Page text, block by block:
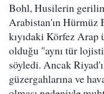
Bohl, Husilerin
Arabistan'ın Hürmüz
kıyıdaki Körfez Arap
olduğu "aynı tür
söyledi. Ancak
güzergahlarına ve